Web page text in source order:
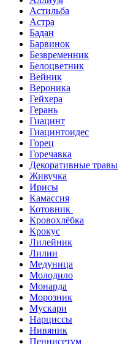
Астильба
Астра
Бадан
Барвинок
Безвременник
Белоцветник
Вейник
Вероника
Гейхера
Герань
Гиацинт
Гиацинтоидес
Горец
Горечавка
Декоративные травы
Живучка
Ирисы
Камассия
Котовник
Кровохлёбка
Крокус
Лилейник
Лилии
Медуница
Молодило
Монарда
Морозник
Мускари
Нарциссы
Нивяник
Пеннисетум